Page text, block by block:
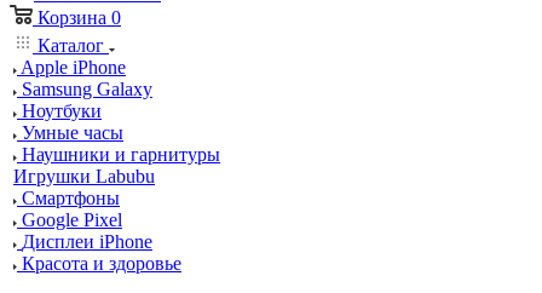
Корзина 0
Каталог
Apple iPhone
Samsung Galaxy
Ноутбуки
Умные часы
Наушники и гарнитуры
Игрушки Labubu
Смартфоны
Google Pixel
Дисплеи iPhone
Красота и здоровье